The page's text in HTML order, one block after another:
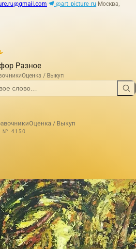
@art_picture_ru Москва,
Разное
Оценка / Выкуп
Оценка / Выкуп
№ 4150